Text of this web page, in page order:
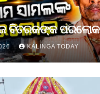
ବିତରକଙ୍କ ପରଲୋକ
KALINGA TODAY